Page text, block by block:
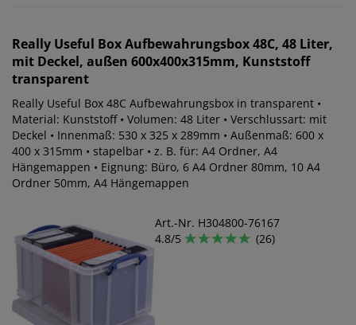
Really Useful BoxAufbewahrungsbox 48C, 48 Liter,
mit Deckel, außen 600x400x315mm, Kunststoff
transparent
Really Useful Box 48C Aufbewahrungsbox in transparent •
Material: Kunststoff • Volumen: 48 Liter • Verschlussart: mit
Deckel • Innenmaß: 530 x 325 x 289mm • Außenmaß: 600 x
400 x 315mm • stapelbar • z. B. für: A4 Ordner, A4
Hängemappen • Eignung: Büro, 6 A4 Ordner 80mm, 10 A4
Ordner 50mm, A4 Hängemappen
Art.-Nr. H304800-76167
4.8/5
(26)